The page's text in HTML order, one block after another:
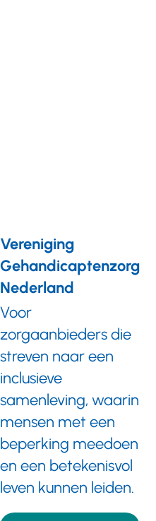
Vereniging
Gehandicaptenzorg
Nederland
Voor
zorgaanbieders die
streven naar een
inclusieve
samenleving, waarin
mensen met een
beperking meedoen
en een betekenisvol
leven kunnen leiden.